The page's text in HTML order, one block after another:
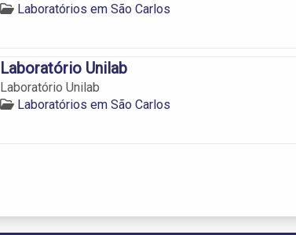
Laboratórios em São Carlos
Laboratório Unilab
Laboratório Unilab
Laboratórios em São Carlos